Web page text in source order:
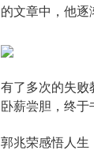
的文章中，他逐
有了多次的失败
卧薪尝胆，终
郭兆荣感悟人生